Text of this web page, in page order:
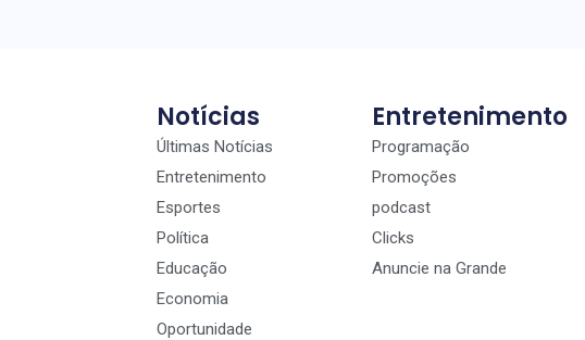
Notícias
Últimas Notícias
Entretenimento
Esportes
Política
Educação
Economia
Oportunidade
Entretenimento
Programação
Promoções
podcast
Clicks
Anuncie na Grande